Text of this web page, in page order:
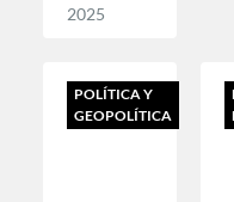
2025
POLÍTICA Y
GEOPOLÍTICA